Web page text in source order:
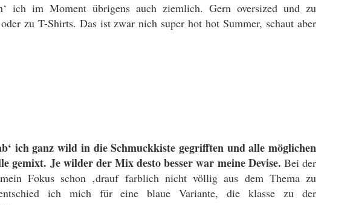
ich im Moment übrigens auch ziemlich. Gern oversized und zu
zu T-Shirts. Das ist zwar nich super hot hot Summer, schaut aber
ich ganz wild in die Schmuckkiste gegrifften und alle möglichen
gemixt. Je wilder der Mix desto besser war meine Devise. Bei der
Fokus schon ‚drauf farblich nicht völlig aus dem Thema zu
entschied ich mich für eine blaue Variante, die klasse zu der